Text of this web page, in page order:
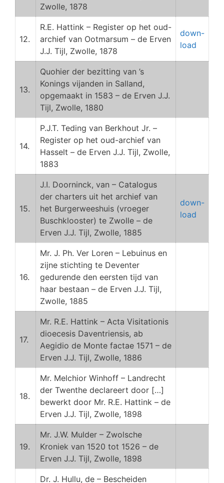
Zwolle, 1878
12.
R.E. Hattink – Register op het oud-
archief van Ootmarsum – de Erven
J.J. Tijl, Zwolle, 1878
down-
load
13.
Quohier der bezitting van ’s
Konings vijanden in Salland,
opgemaakt in 1583 – de Erven J.J.
Tijl, Zwolle, 1880
14.
P.J.T. Teding van Berkhout Jr. –
Register op het oud-archief van
Hasselt – de Erven J.J. Tijl, Zwolle,
1883
15.
J.I. Doorninck, van – Catalogus
der charters uit het archief van
het Burgerweeshuis (vroeger
Buschklooster) te Zwolle – de
Erven J.J. Tijl, Zwolle, 1885
down-
load
16.
Mr. J. Ph. Ver Loren – Lebuinus en
zijne stichting te Deventer
gedurende den eersten tijd van
haar bestaan – de Erven J.J. Tijl,
Zwolle, 1885
17.
Mr. R.E. Hattink – Acta Visitationis
dioecesis Daventriensis, ab
Aegidio de Monte factae 1571 – de
Erven J.J. Tijl, Zwolle, 1886
18.
Mr. Melchior Winhoff – Landrecht
der Twenthe declareert door […]
bewerkt door Mr. R.E. Hattink – de
Erven J.J. Tijl, Zwolle, 1898
19.
Mr. J.W. Mulder – Zwolsche
Kroniek van 1520 tot 1526 – de
Erven J.J. Tijl, Zwolle, 1898
Dr. J. Hullu, de – Bescheiden